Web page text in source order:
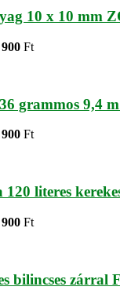
10 x 10 mm
Ft
grammos 9,4
Ft
literes
Ft
bilincses zárral